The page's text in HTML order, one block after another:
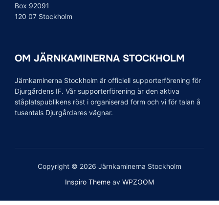
Box 92091
120 07 Stockholm
OM JÄRNKAMINERNA STOCKHOLM
Järnkaminerna Stockholm är officiell supporterförening för
Djurgårdens IF. Vår supporterförening är den aktiva
ståplatspublikens röst i organiserad form och vi för talan å
tusentals Djurgårdares vägnar.
Copyright © 2026 Järnkaminerna Stockholm
Inspiro Theme av WPZOOM